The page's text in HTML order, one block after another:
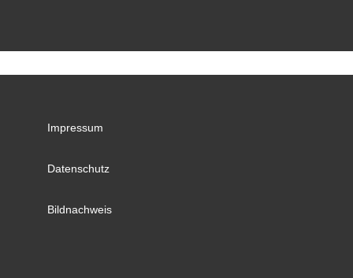
Impressum
Datenschutz
Bildnachweis